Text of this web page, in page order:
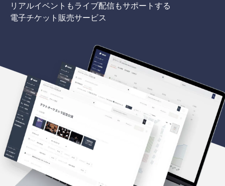
リアルイベントもライブ配信もサポートする
電子チケット販売サービス